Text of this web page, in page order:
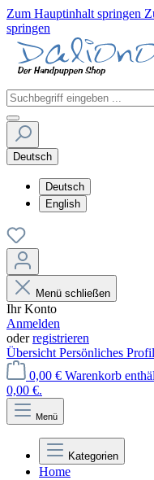
Zum Hauptinhalt springen
springen
Deutsch
Deutsch
English
Menü schließen
Ihr Konto
Anmelden
oderregistrieren
Übersicht Persönliches Profil
0,00 € Warenkorb
0,00 €.
Menü
Kategorien
Home